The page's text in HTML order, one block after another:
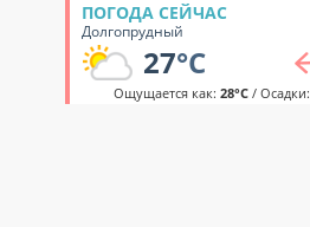
ПОГОДА СЕЙЧАС
Долгопрудный
27°C
Ощущается как: 28°C/ Осадки: